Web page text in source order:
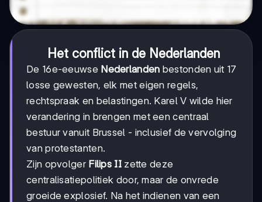
Het conflict in de Nederlanden
De 16e-eeuwse Nederlanden bestonden uit 17
losse gewesten, elk met eigen regels,
rechtspraak en belastingen. Karel V wilde hier
verandering in brengen met een centraal
bestuur vanuit Brussel - inclusief de vervolging
van protestanten.
Zijn opvolger Filips IIzette deze
centralisatiepolitiek door, maar de onvrede
groeide explosief. Na het indienen van een